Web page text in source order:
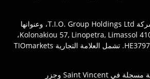
TIOmarkets مملوكة لشركة T.I.O. Group Holdings Ltd، وعنوانها
المسجل في Kolonakiou 57, Linopetra, Limassol 4103, Cyprus،
ورقم تسجيل الشركة HE379701. تشمل العلامة التجارية TIOmarkets
TIO Markets Ltd. شركة مسجلة في Saint Vincent وجزر